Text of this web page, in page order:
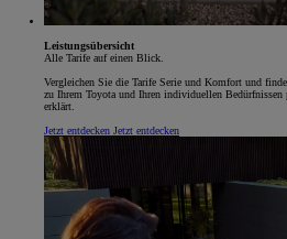
Leistungsübersicht
Alle Tarife auf einen Blick.
Vergleichen Sie die Tarife Serie und Komfort und
zu Ihrem Toyota und Ihren individuellen Bedürfnissen
erklärt.
Jetzt entdecken Jetzt entdecken